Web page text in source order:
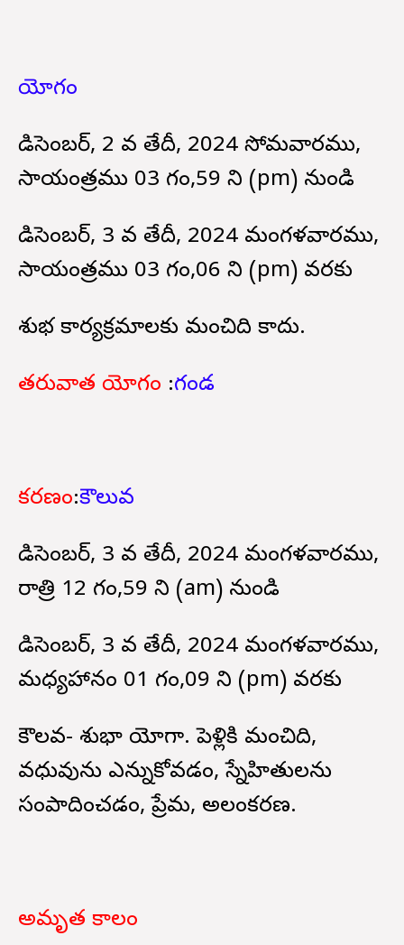
యోగం
డిసెంబర్, 2 వ తేదీ, 2024 సోమవారము,
సాయంత్రము 03 గం,59 ని (pm) నుండి
డిసెంబర్, 3 వ తేదీ, 2024 మంగళవారము,
సాయంత్రము 03 గం,06 ని (pm) వరకు
శుభ కార్యక్రమాలకు మంచిది కాదు.
తరువాత యోగం :గండ
కరణం:కౌలువ
డిసెంబర్, 3 వ తేదీ, 2024 మంగళవారము,
రాత్రి 12 గం,59 ని (am) నుండి
డిసెంబర్, 3 వ తేదీ, 2024 మంగళవారము,
మధ్యహానం 01 గం,09 ని (pm) వరకు
కౌలవ- శుభా యోగా. పెళ్లికి మంచిది,
వధువును ఎన్నుకోవడం, స్నేహితులను
సంపాదించడం, ప్రేమ, అలంకరణ.
అమృత కాలం